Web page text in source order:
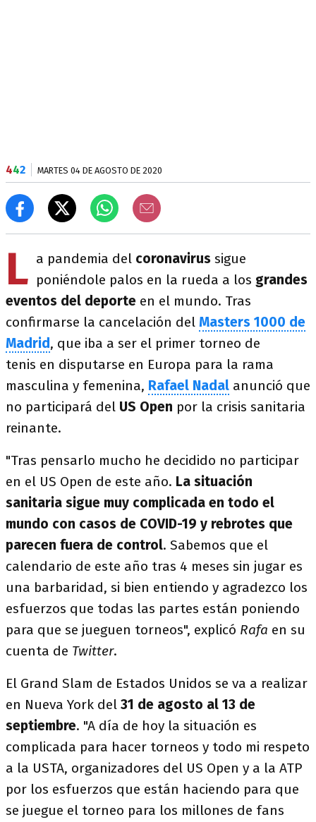
442 MARTES 04 DE AGOSTO DE 2020
L a pandemia del coronavirus sigue
poniéndole palos en la rueda a los grandes
eventos del deporte en el mundo. Tras
confirmarse la cancelación del Masters 1000 de
Madrid, que iba a ser el primer torneo de
tenis en disputarse en Europa para la rama
masculina y femenina, Rafael Nadal anunció que
no participará del US Open por la crisis sanitaria
reinante.
"Tras pensarlo mucho he decidido no participar
en el US Open de este año. La situación
sanitaria sigue muy complicada en todo el
mundo con casos de COVID-19 y rebrotes que
parecen fuera de control. Sabemos que el
calendario de este año tras 4 meses sin jugar es
una barbaridad, si bien entiendo y agradezco los
esfuerzos que todas las partes están poniendo
para que se jueguen torneos", explicó Rafa en su
cuenta de Twitter.
El Grand Slam de Estados Unidos se va a realizar
en Nueva York del 31 de agosto al 13 de
septiembre. "A día de hoy la situación es
complicada para hacer torneos y todo mi respeto
a la USTA, organizadores del US Open y a la ATP
por los esfuerzos que están haciendo para que
se juegue el torneo para los millones de fans